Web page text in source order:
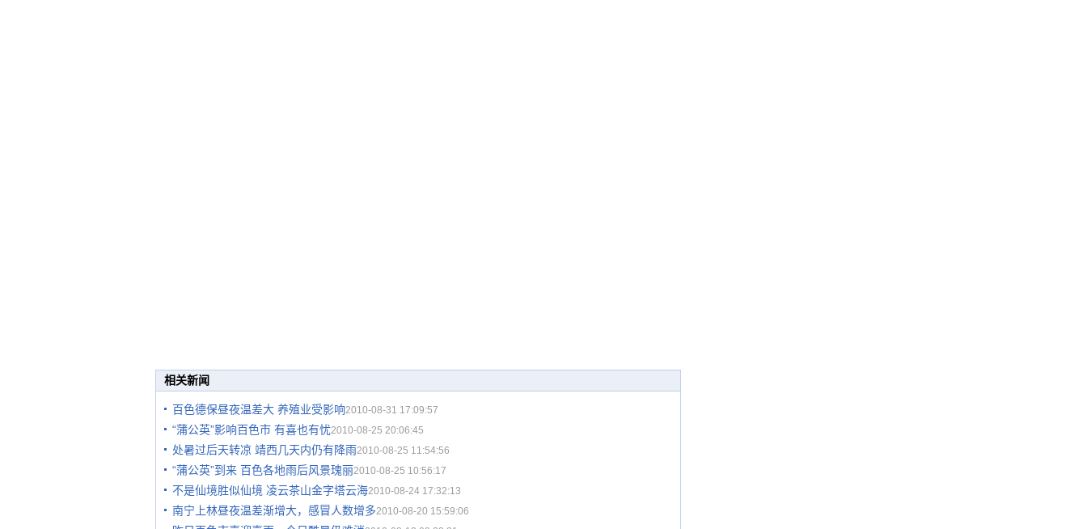
相关新闻
百色德保昼夜温差大 养殖业受影响2010-08-31 17:09:57
“蒲公英”影响百色市 有喜也有忧2010-08-25 20:06:45
处暑过后天转凉 靖西几天内仍有降雨2010-08-25 11:54:56
“蒲公英”到来 百色各地雨后风景瑰丽2010-08-25 10:56:17
不是仙境胜似仙境 凌云茶山金字塔云海2010-08-24 17:32:13
南宁上林昼夜温差渐增大，感冒人数增多2010-08-20 15:59:06